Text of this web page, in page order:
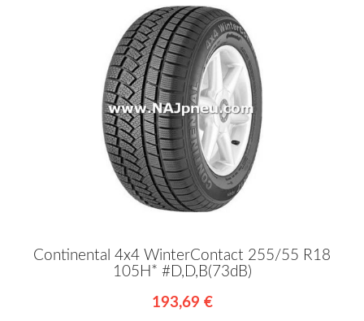
Continental 4x4 WinterContact 255/55 R18
105H* #D,D,B(73dB)
193,69 €